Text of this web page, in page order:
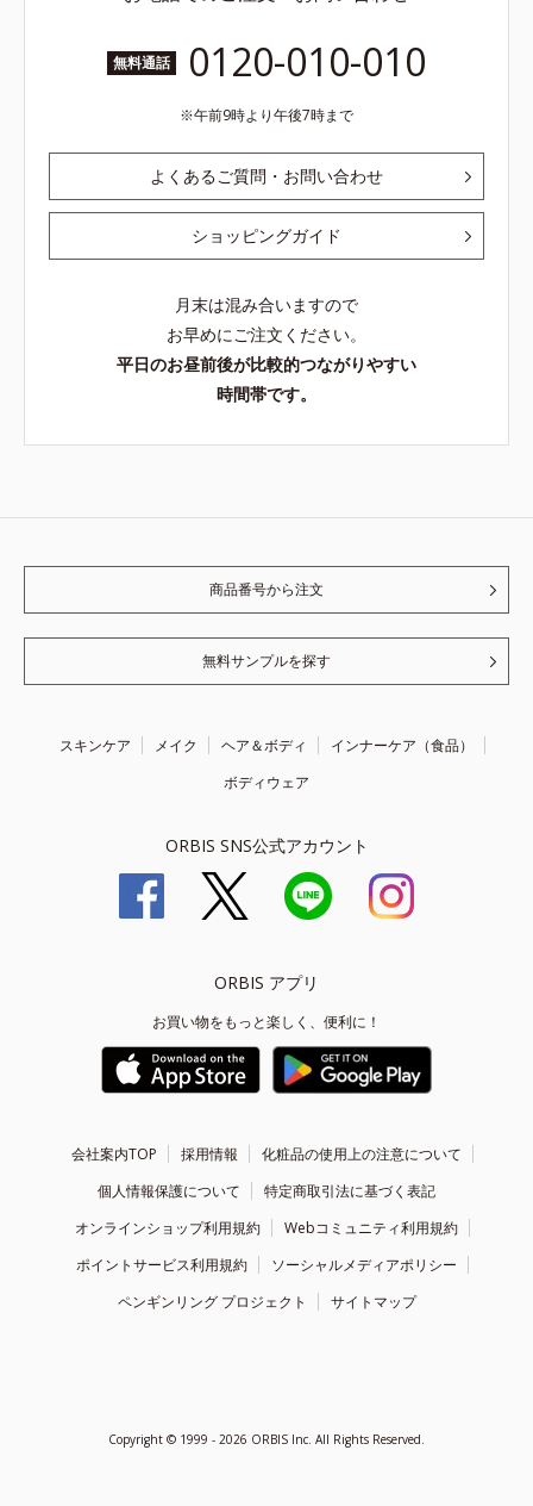
無料通話 0120-010-010
午前9時より午後7時まで
よくあるご質問・お問い合わせ
ショッピングガイド
月末は混み合いますので
お早めにご注文ください。
平日のお昼前後が比較的つながりやすい
時間帯です。
商品番号から注文
無料サンプルを探す
スキンケア メイク ヘア＆ボディ
インナーケア（食品）
ボディウェア
ORBIS SNS公式アカウント
ORBIS アプリ
お買い物をもっと楽しく、便利に！
会社案内TOP 採用情報
化粧品の使用上の注意について
個人情報保護について
特定商取引法に基づく表記
オンラインショップ利用規約
Webコミュニティ利用規約
ポイントサービス利用規約
ソーシャルメディアポリシー
ペンギンリング プロジェクト
サイトマップ
Copyright © 1999 - 2026 ORBIS Inc. All Rights Reserved.